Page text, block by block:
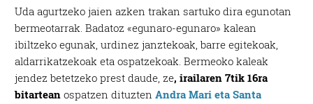
Uda agurtzeko jaien azken trakan sartuko dira egunotan
bermeotarrak. Badatoz «egunaro-egunaro» kalean
ibiltzeko egunak, urdinez janztekoak, barre egitekoak,
aldarrikatzekoak eta ospatzekoak. Bermeoko kaleak
jendez betetzeko prest daude, ze, irailaren 7tik 16ra
bitartean ospatzen dituztenAndra Mari eta Santa